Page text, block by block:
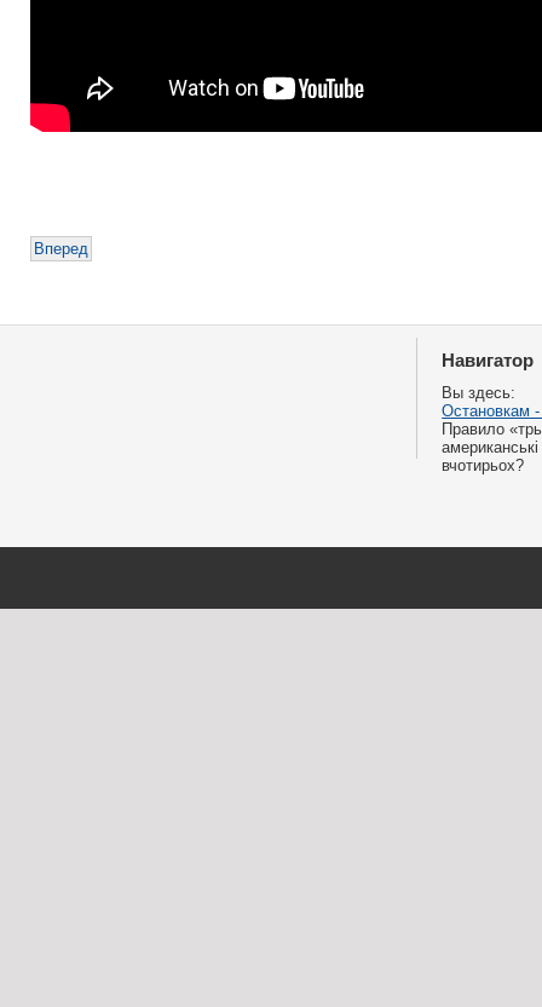
Вперед
Навигатор
Вы здесь:
Остановкам
Правило
вчотирьох?